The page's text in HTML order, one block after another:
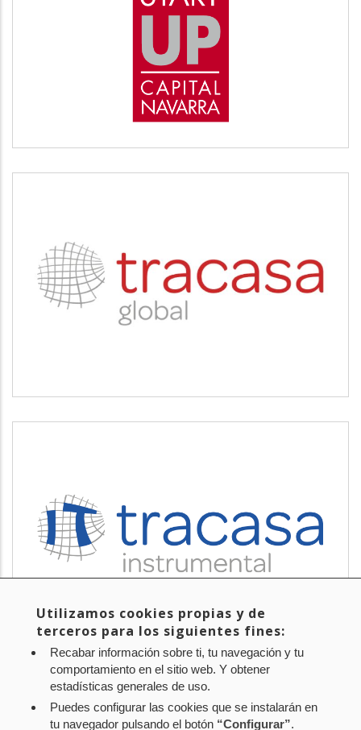
START UP
Desarrollo empresarial
TRACASA
Servicios tecnológicos y modernización
TRACASA INSTRUMENTAL
Servicios tecnológicos y modernización
Utilizamos cookies propias y de
terceros para los siguientes fines:
Recabar información sobre ti, tu navegación y tu
comportamiento en el sitio web. Y obtener
estadísticas generales de uso.
Puedes configurar las cookies que se instalarán en
tu navegador pulsando el botón “Configurar”.